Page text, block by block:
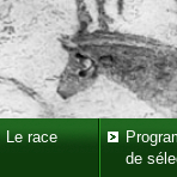
Le race
de